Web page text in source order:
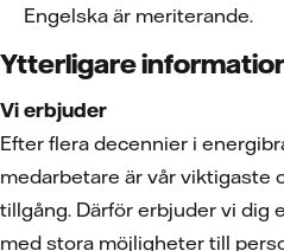
Engelska är meriterande.
Ytterligare
Vi erbjuder
Efter flera decennier i
medarbetare är vår viktigaste
tillgång. Därför erbjuder vi dig
med stora möjligheter till